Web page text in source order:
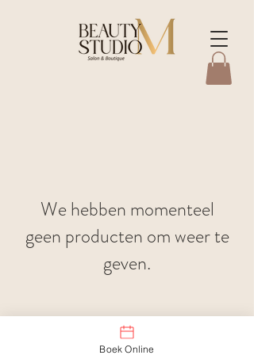
We hebben momenteel
geen producten om weer te
geven.
Boek Online